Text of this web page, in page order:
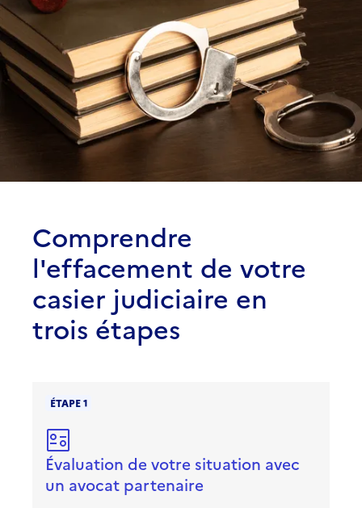
Comprendre
l'effacement de votre
casier judiciaire en
trois étapes
ÉTAPE 1
Évaluation de votre situation avec
un avocat partenaire